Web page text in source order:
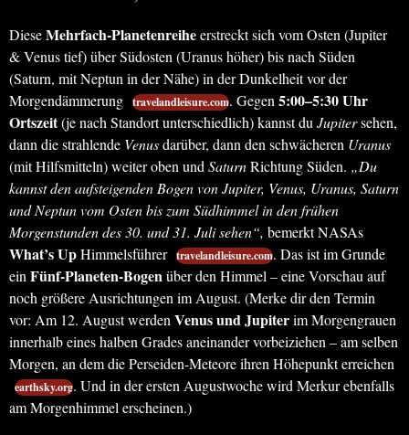
DieseMehrfach-Planetenreiheerstreckt sich vom Osten (Jupiter
& Venus tief) über Südosten (Uranus höher) bis nach Süden
(Saturn, mit Neptun in der Nähe) in der Dunkelheit vor der
Morgendämmerung travelandleisure.com. Gegen 5:00–5:30 Uhr
Ortszeit(je nach Standort unterschiedlich) kannst du Jupitersehen,
dann die strahlende Venusdarüber, dann den schwächeren Uranus
(mit Hilfsmitteln) weiter oben und SaturnRichtung Süden. „Du
kannst den aufsteigenden Bogen von Jupiter, Venus, Uranus, Saturn
und Neptun vom Osten bis zum Südhimmel in den frühen
Morgenstunden des 30. und 31. Juli sehen“, bemerkt NASAs
What’s UpHimmelsführer travelandleisure.com. Das ist im Grunde
ein Fünf-Planeten-Bogenüber den Himmel – eine Vorschau auf
noch größere Ausrichtungen im August. (Merke dir den Termin
vor: Am 12. August werden Venus und Jupiterim Morgengrauen
innerhalb eines halben Grades aneinander vorbeiziehen – am selben
Morgen, an dem die Perseiden-Meteore ihren Höhepunkt erreichen
earthsky.org. Und in der ersten Augustwoche wird Merkur ebenfalls
am Morgenhimmel erscheinen.)